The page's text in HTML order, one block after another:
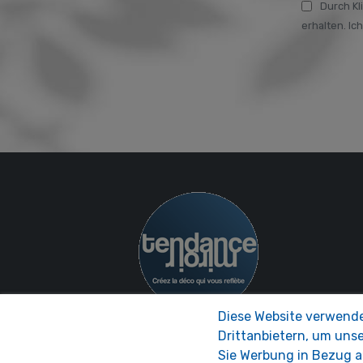
Durch
erhalten.
Diese Website
Drittanbietern, um
Sie Werbung in Bezug